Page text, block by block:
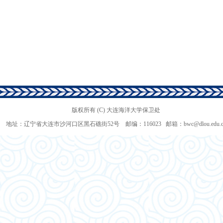
版权所有 (C) 大连海洋大学保卫处
地址：辽宁省大连市沙河口区黑石礁街52号 邮编：116023 邮箱：